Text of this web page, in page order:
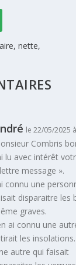
nette,
le 22/05/2025
Combris
lu avec intérêt
message ».
connu une
disparaitre les
graves.
ai connu une
les insolations.
autre qui faisait